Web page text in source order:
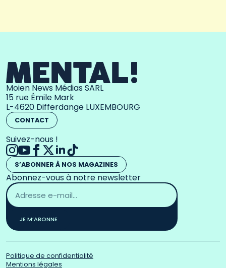
Moien News Médias SARL
15 rue Émile Mark
L-4620 Differdange LUXEMBOURG
CONTACT
Suivez-nous !
S’ABONNER À NOS MAGAZINES
Abonnez-vous à notre newsletter
Adresse
email
*
JE M’ABONNE
Politique de confidentialité
Mentions légales